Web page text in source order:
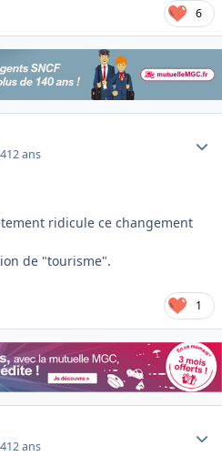
6
12 ans
ridicule ce changement
de "tourisme".
1
12 ans